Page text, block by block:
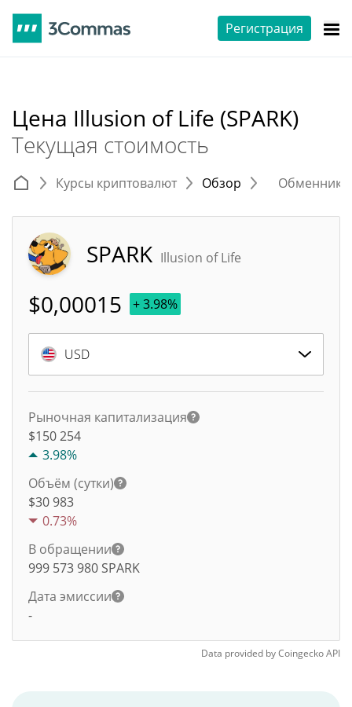
Регистрация
Цена Illusion of Life (SPARK)
Текущая стоимость
Курсы криптовалют Обзор
SPARK Illusion of Life
$0,00015 + 3.98%
USD
Рыночная капитализация
$150 254
3.98%
Объём (сутки)
$30 983
0.73%
В обращении
999 573 980 SPARK
Дата эмиссии
-
Data provided byCoingeckoAPI